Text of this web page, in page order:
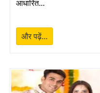
➔प्रदोष व्रत 2027
➔अक्षय तृतीया 2027
➔ प्रदोष व्रत 2027
आधारित...
और पढ़ें...